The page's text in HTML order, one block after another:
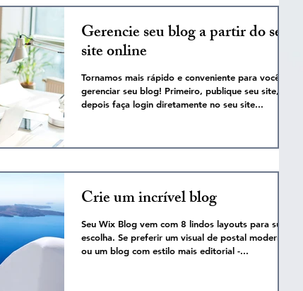
Gerencie seu blog a partir do seu
site online
Tornamos mais rápido e conveniente para você
gerenciar seu blog! Primeiro, publique seu site, e
depois faça login diretamente no seu site...
Crie um incrível blog
Seu Wix Blog vem com 8 lindos layouts para sua
escolha. Se preferir um visual de postal moderno
ou um blog com estilo mais editorial -...